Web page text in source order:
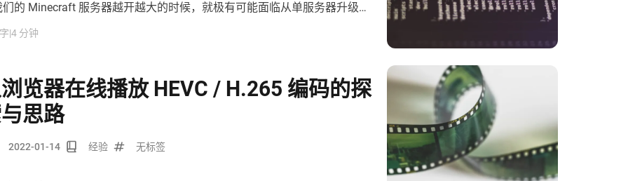
们的 Minecraft 服务器越开越大的时候，就极有可能面临从单服务器升级
是 Essentials 的 Warp，存的全是 .yml 文件，文件名还不支持中文。而
去呢？刚好最近误打误撞学到了 JavaScript 和 NodeJS 的一些基础，写个
来帮忙转换一下数据吧。
|4 分钟
览器在线播放 HEVC / H.265 编码的探
思路
2022-01-14 经验 无标签